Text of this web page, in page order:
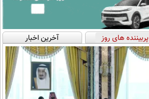
پربیننده های روز آخرین اخبار